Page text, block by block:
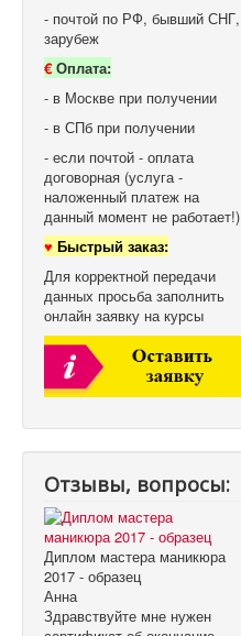
- почтой по РФ, бывший СНГ,
зарубеж
€Оплата:
- в Москве при получении
- в СПб при получении
- если почтой - оплата
договорная (услуга -
наложенный платеж на
данный момент не работает!)
♥ Быстрый заказ:
Для корректной передачи
данных просьба заполнить
онлайн заявку на курсы
Отзывы, вопросы:
Диплом мастера маникюра
2017 - образец
Анна
Здравствуйте мне нужен